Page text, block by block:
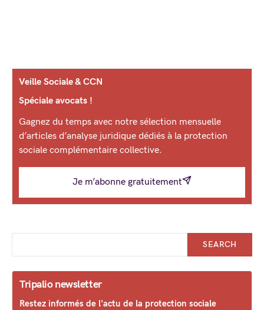
Veille Sociale & CCN
Spéciale avocats !
Gagnez du temps avec notre sélection mensuelle
d’articles d’analyse juridique dédiés à la protection
sociale complémentaire collective.
Je m’abonne gratuitement
SEARCH
Tripalio newsletter
Restez informés de l'actu de la protection sociale